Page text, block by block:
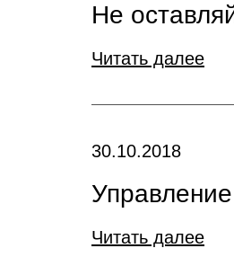
Не
Читать далее
30.10.2018
Читать далее